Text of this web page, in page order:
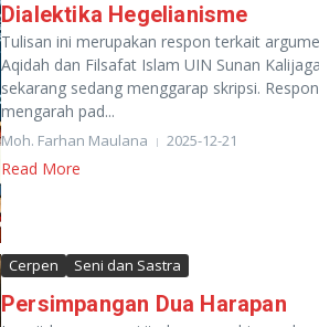
Dialektika Hegelianisme
Tulisan ini merupakan respon terkait
Aqidah dan Filsafat Islam UIN Sunan
sekarang sedang menggarap skripsi.
mengarah pad...
Moh. Farhan Maulana 2025-12-21
Read More
Cerpen Seni dan Sastra
Persimpangan Dua Harapan